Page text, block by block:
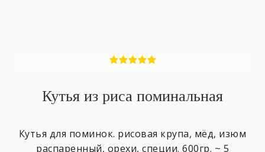
Кутья из риса поминальная
Кутья для поминок. рисовая крупа, мёд, изюм
распаренный, орехи, специи. 600гр. ~ 5